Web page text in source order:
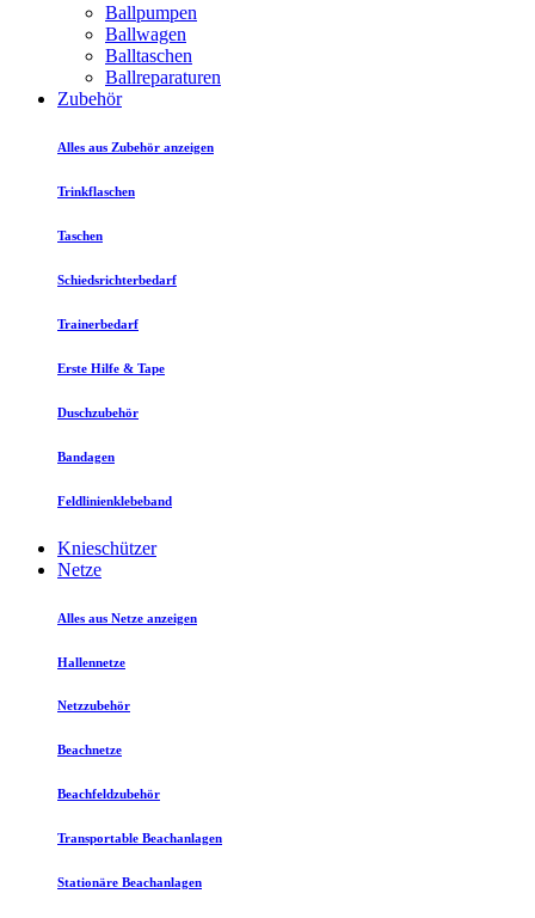
Ballpumpen
Ballwagen
Balltaschen
Ballreparaturen
Zubehör
Alles aus Zubehör anzeigen
Trinkflaschen
Taschen
Schiedsrichterbedarf
Trainerbedarf
Erste Hilfe & Tape
Duschzubehör
Bandagen
Feldlinienklebeband
Knieschützer
Netze
Alles aus Netze anzeigen
Hallennetze
Netzzubehör
Beachnetze
Beachfeldzubehör
Transportable Beachanlagen
Stationäre Beachanlagen